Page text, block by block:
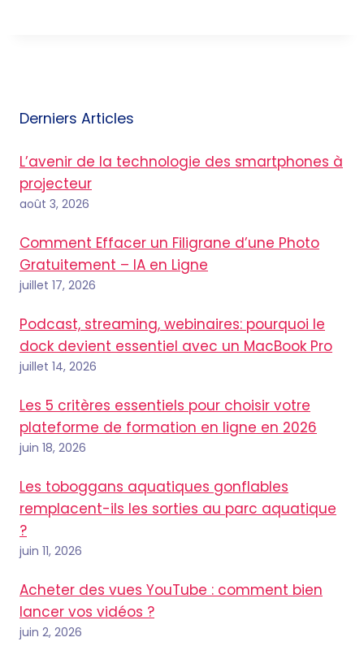
Derniers Articles
L’avenir de la technologie des smartphones à
projecteur
août 3, 2026
Comment Effacer un Filigrane d’une Photo
Gratuitement – IA en Ligne
juillet 17, 2026
Podcast, streaming, webinaires: pourquoi le
dock devient essentiel avec un MacBook Pro
juillet 14, 2026
Les 5 critères essentiels pour choisir votre
plateforme de formation en ligne en 2026
juin 18, 2026
Les toboggans aquatiques gonflables
remplacent-ils les sorties au parc aquatique
?
juin 11, 2026
Acheter des vues YouTube : comment bien
lancer vos vidéos ?
juin 2, 2026